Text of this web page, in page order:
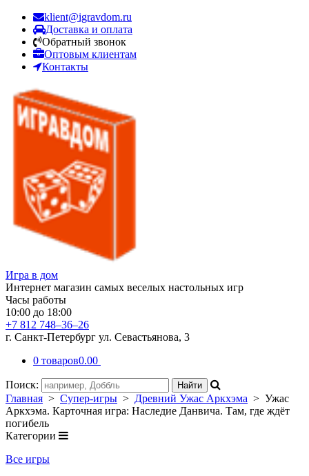
klient@igravdom.ru
Доставка и оплата
Обратный звонок
Оптовым клиентам
Контакты
Игра в дом
Интернет магазин самых веселых настольных игр
Часы работы
10:00 до 18:00
+7 812 748–36–26
г. Санкт-Петербург ул. Севастьянова, 3
0 товаров0.00
Поиск:
Главная > Супер-игры > Древний Ужас Аркхэма > Ужас
Аркхэма. Карточная игра: Наследие Данвича. Там, где ждёт
погибель
Категории
Все игры